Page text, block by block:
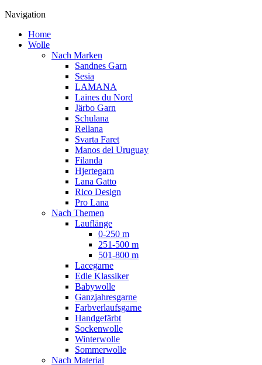
Navigation
Home
Wolle
Nach Marken
Sandnes Garn
Sesia
LAMANA
Laines du Nord
Järbo Garn
Schulana
Rellana
Svarta Faret
Manos del Uruguay
Filanda
Hjertegarn
Lana Gatto
Rico Design
Pro Lana
Nach Themen
Lauflänge
0-250 m
251-500 m
501-800 m
Lacegarne
Edle Klassiker
Babywolle
Ganzjahresgarne
Farbverlaufsgarne
Handgefärbt
Sockenwolle
Winterwolle
Sommerwolle
Nach Material